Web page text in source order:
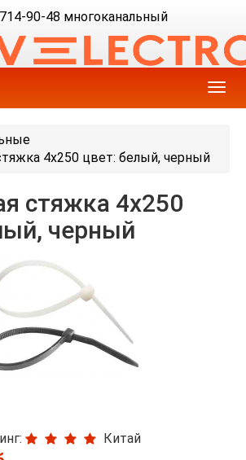
90-48 многоканальный
4х250 цвет: белый, черный
стяжка 4х250
черный
Китай